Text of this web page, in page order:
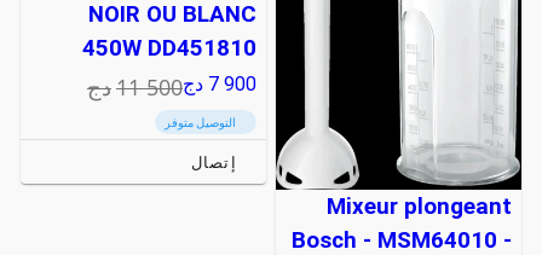
Mixeur plongeant
Bosch - MSM64010 -
NOIR OU BLANC
450W DD451810
7 900 دج11 500دج
التوصيل متوفر
إتصال